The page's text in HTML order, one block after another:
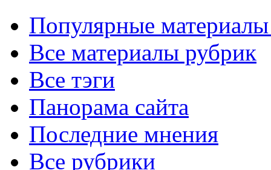
Популярные
Все материалы рубрик
Все тэги
Панорама сайта
Последние мнения
Все рубрики